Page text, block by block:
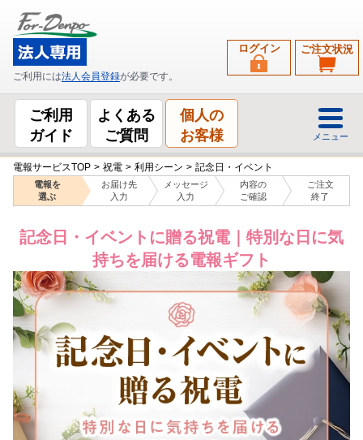
ご利用には法人会員登録が必要です。
ご注文状況
ログイン
ご利用
ガイド
よくある
ご質問
個人の
お客様
メニュー
電報サービスTOP > 祝電 > 利用シーン > 記念日・イベント
電報を
選ぶ
お届け先
入力
メッセージ
入力
内容の
ご確認
ご注文
終了
記念日・イベントに贈る祝電｜特別な日に気
持ちを届ける電報ギフト